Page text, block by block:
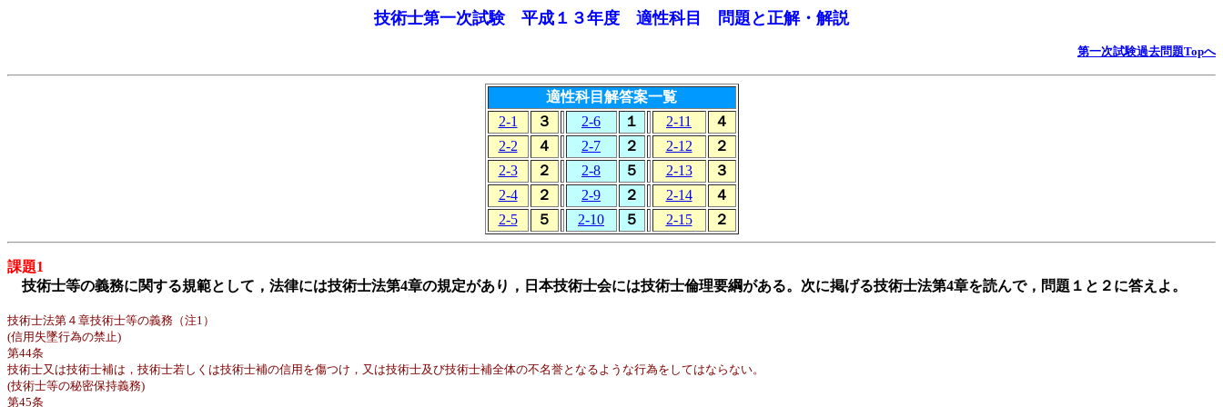
技術士第一次試験 平成１３年度 適性科目 問題と正解・解説
第一次試験過去問題Topへ
適性科目解答案一覧
2-1
３ 2-6 １ 2-11
４
2-2
４ 2-7 ２ 2-12
２
2-3
２ 2-8 ５ 2-13
３
2-4
２ 2-9 ２ 2-14
４
2-5
５ 2-10 ５ 2-15 ２
課題1
技術士等の義務に関する規範として，法律には技術士法第4章の規定があり，日本技術士会には技術士倫理要綱がある。次に掲げる技術士法第4章を読んで，問題１と２に答えよ。
技術士法第４章技術士等の義務（注1）
(信用失墜行為の禁止)
第44条
技術士又は技術士補は，技術士若しくは技術士補の信用を傷つけ，又は技術士及び技術士補全体の不名誉となるような行為をしてはならない。
(技術士等の秘密保持義務)
第45条